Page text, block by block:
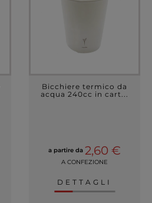
Bicchiere termico da
acqua 240cc in cart...
a partire da 2,60 €
A CONFEZIONE
DETTAGLI